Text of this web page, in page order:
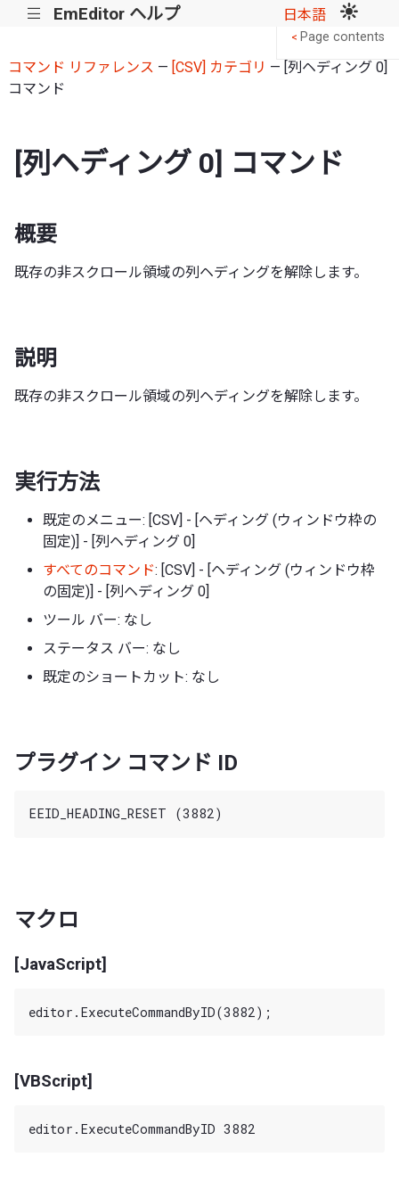
||| EmEditor ヘルプ 日本語
コマンド リファレンス — [CSV] カテゴリ — [列ヘディング 0]
コマンド
[列ヘディング 0] コマンド
概要
既存の非スクロール領域の列ヘディングを解除します。
説明
既存の非スクロール領域の列ヘディングを解除します。
実行方法
既定のメニュー: [CSV] - [ヘディング (ウィンドウ枠の
固定)] - [列ヘディング 0]
すべてのコマンド: [CSV] - [ヘディング (ウィンドウ枠
の固定)] - [列ヘディング 0]
ツール バー: なし
ステータス バー: なし
既定のショートカット: なし
プラグイン コマンド ID
マクロ
[JavaScript]
[VBScript]
< Page contents